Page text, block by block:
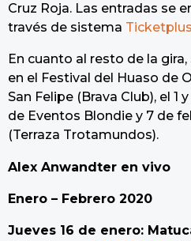
Cruz Roja. Las entradas se
través de sistema Ticketplus
En cuanto al resto de la
en el Festival del Huaso de
San Felipe (Brava Club), el 1
de Eventos Blondie y 7 de
(Terraza Trotamundos).
Alex Anwandter en vivo
Enero – Febrero 2020
Jueves 16 de enero: